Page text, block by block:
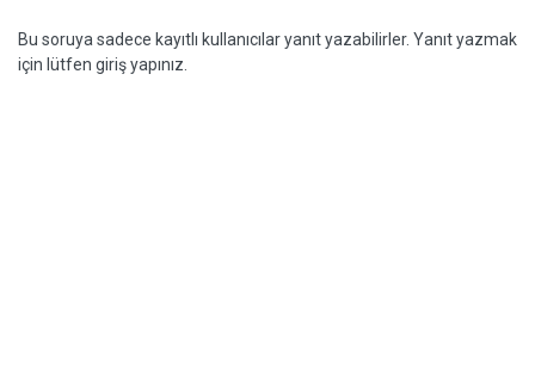
Bu soruya sadece kayıtlı kullanıcılar yanıt yazabilirler. Yanıt yazmak
için lütfen giriş yapınız.